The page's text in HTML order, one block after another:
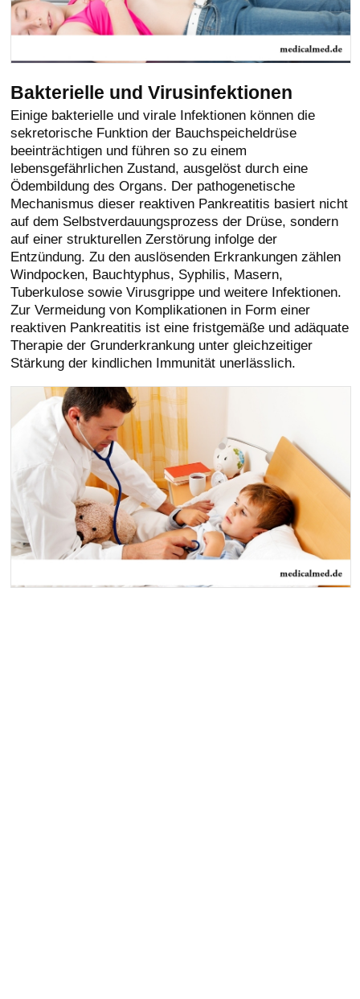
Bakterielle und Virusinfektionen
Einige bakterielle und virale Infektionen können die
sekretorische Funktion der Bauchspeicheldrüse
beeinträchtigen und führen so zu einem
lebensgefährlichen Zustand, ausgelöst durch eine
Ödembildung des Organs. Der pathogenetische
Mechanismus dieser reaktiven Pankreatitis basiert nicht
auf dem Selbstverdauungsprozess der Drüse, sondern
auf einer strukturellen Zerstörung infolge der
Entzündung. Zu den auslösenden Erkrankungen zählen
Windpocken, Bauchtyphus, Syphilis, Masern,
Tuberkulose sowie Virusgrippe und weitere Infektionen.
Zur Vermeidung von Komplikationen in Form einer
reaktiven Pankreatitis ist eine fristgemäße und adäquate
Therapie der Grunderkrankung unter gleichzeitiger
Stärkung der kindlichen Immunität unerlässlich.